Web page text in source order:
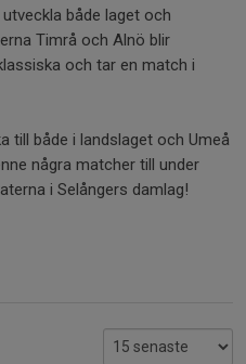
både laget och
Timrå och Alnö blir
och tar en match i
både i landslaget och Umeå
några matcher till under
i Selångers damlag!